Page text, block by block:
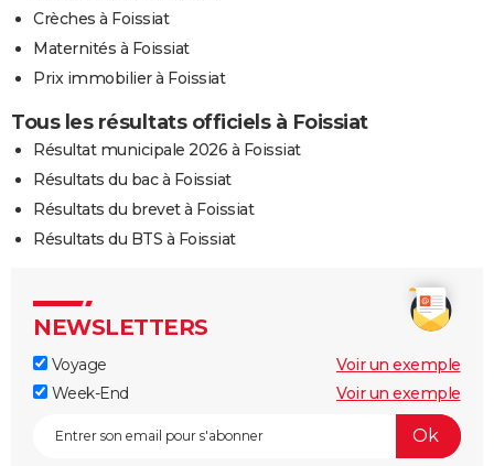
Crèches à Foissiat
Maternités à Foissiat
Prix immobilier à Foissiat
Tous les résultats officiels à Foissiat
Résultat municipale 2026 à Foissiat
Résultats du bac à Foissiat
Résultats du brevet à Foissiat
Résultats du BTS à Foissiat
NEWSLETTERS
Voyage
Voir un exemple
Week-End
Voir un exemple